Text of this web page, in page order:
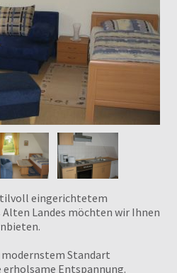
eingerichtetem
Alten Landes möchten wir Ihnen
Standart
Entspannung.